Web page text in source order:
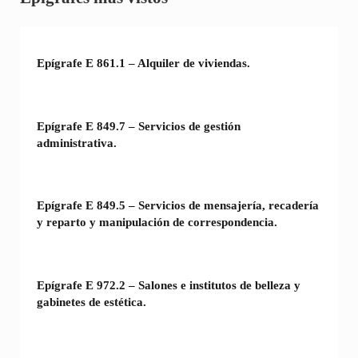
Epígrafe E 861.1 – Alquiler de viviendas.
Epígrafe E 849.7 – Servicios de gestión
administrativa.
Epígrafe E 849.5 – Servicios de mensajería, recadería
y reparto y manipulación de correspondencia.
Epígrafe E 972.2 – Salones e institutos de belleza y
gabinetes de estética.